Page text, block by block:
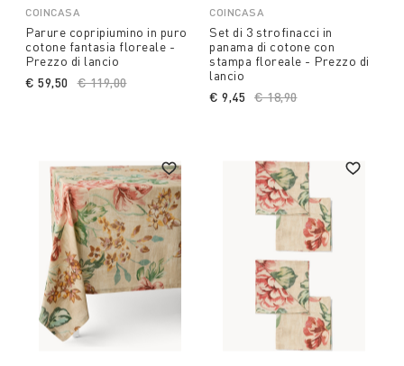
COINCASA
Parure copripiumino in puro
cotone fantasia floreale -
Prezzo di lancio
Price reduced from
€ 119,00to
€ 59,50
COINCASA
Set di 3 strofinacci in
panama di cotone con
stampa floreale - Prezzo di
lancio
Price reduced from
€ 18,90to
€ 9,45